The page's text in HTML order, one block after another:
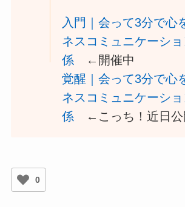
入門｜会って3分で心
ネスコミュニケーシ
係←開催中
覚醒｜会って3分で心
ネスコミュニケーシ
係←こっち！近日公
0